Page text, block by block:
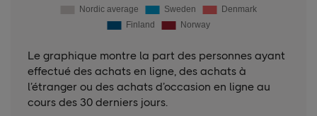
Le graphique montre la part des personnes ayant
effectué des achats en ligne, des achats à
l’étranger ou des achats d’occasion en ligne au
cours des 30 derniers jours.